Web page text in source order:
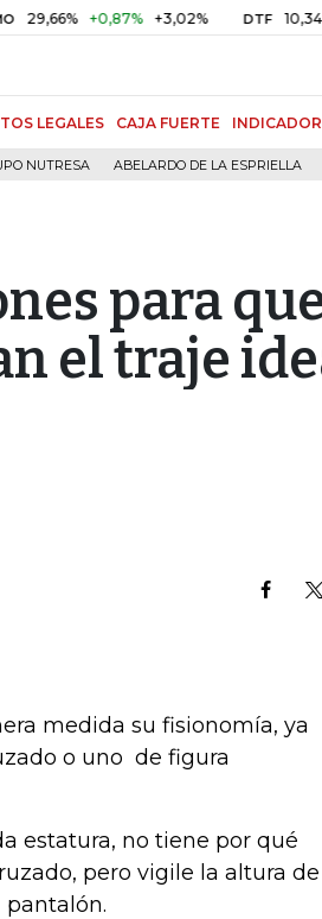
+0,87% +3,02% DTF 10,34%
LEGALES CAJA FUERTE
NUTRESA ABELARDO DE LA ESPRIELLA
para
el traje
medida su fisionomía, ya
o uno de figura
estatura, no tiene por qué
pero vigile la altura de
pantalón.